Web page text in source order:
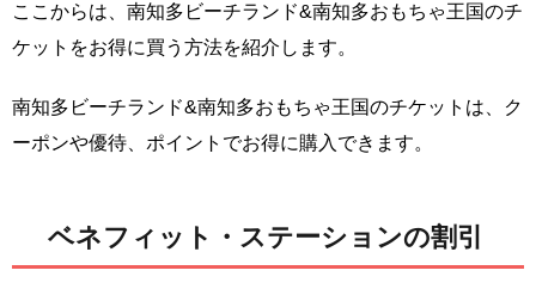
ここからは、南知多ビーチランド&南知多おもちゃ王国のチ
ケットをお得に買う方法を紹介します。
南知多ビーチランド&南知多おもちゃ王国のチケットは、ク
ーポンや優待、ポイントでお得に購入できます。
ベネフィット・ステーションの割引